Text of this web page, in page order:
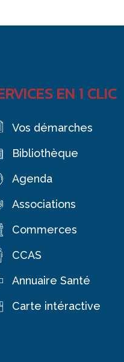
EN 1 CLIC
Vos démarches
Bibliothèque
Agenda
Associations
Commerces
CCAS
Annuaire Santé
Carte intéractive